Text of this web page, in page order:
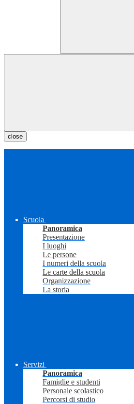
close
Scuola
Panoramica
Presentazione
I luoghi
Le persone
I numeri della scuola
Le carte della scuola
Organizzazione
La storia
Servizi
Panoramica
Famiglie e studenti
Personale scolastico
Percorsi di studio